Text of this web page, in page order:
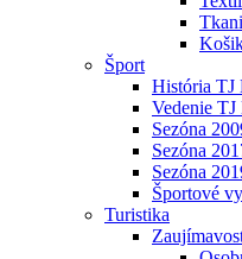
Šport
História TJ
Vedenie
Sezóna
Sezóna
Sezóna
Športové
Turistika